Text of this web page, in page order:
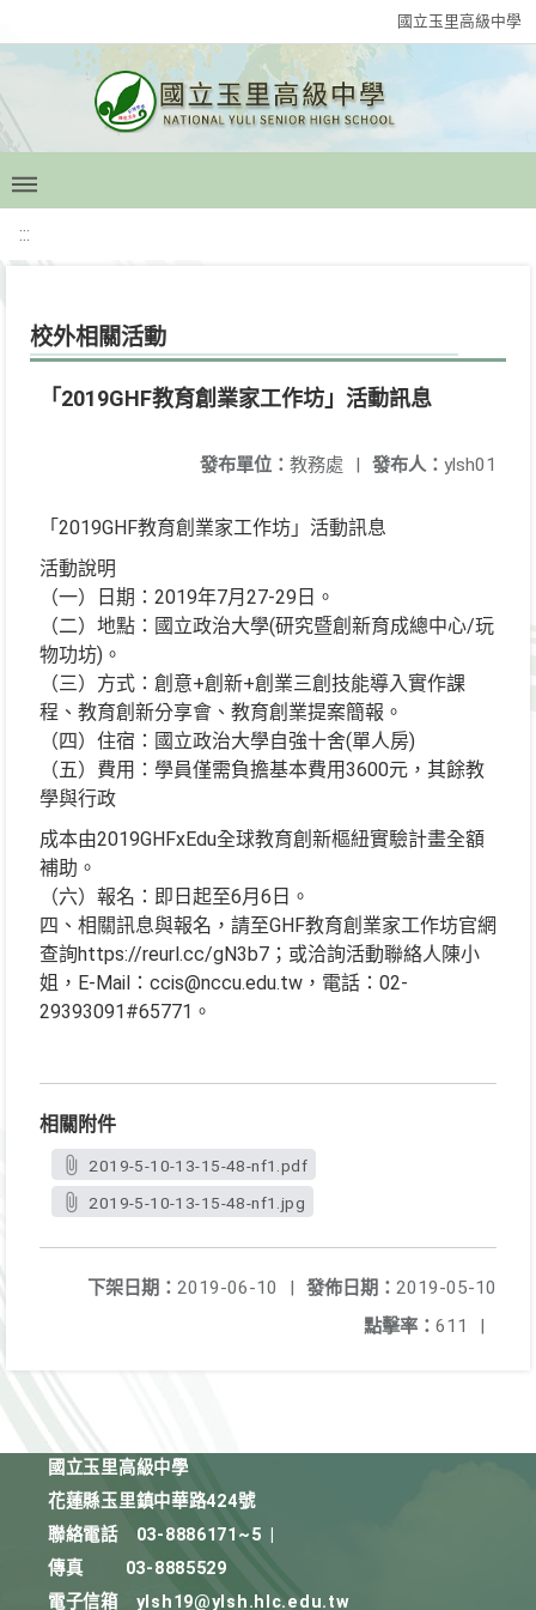
國立玉里高級中學
:::
校外相關活動
「2019GHF教育創業家工作坊」活動訊息
發布人： ylsh01
發布單位： 教務處 |
「2019GHF教育創業家工作坊」活動訊息
活動說明
（一）日期：2019年7月27-29日。
（二）地點：國立政治大學(研究暨創新育成總中心/玩
物功坊)。
（三）方式：創意+創新+創業三創技能導入實作課
程、教育創新分享會、教育創業提案簡報。
（四）住宿：國立政治大學自強十舍(單人房)
（五）費用：學員僅需負擔基本費用3600元，其餘教
學與行政
成本由2019GHFxEdu全球教育創新樞紐實驗計畫全額
補助。
（六）報名：即日起至6月6日。
四、相關訊息與報名，請至GHF教育創業家工作坊官網
查詢https://reurl.cc/gN3b7；或洽詢活動聯絡人陳小
姐，E-Mail：ccis@nccu.edu.tw，電話：02-
29393091#65771。
相關附件
2019-5-10-13-15-48-nf1.pdf
2019-5-10-13-15-48-nf1.jpg
發佈日期： 2019-05-10
下架日期： 2019-06-10
|
點擊率： 611 |
國立玉里高級中學
花蓮縣玉里鎮中華路424號
聯絡電話
03-8886171~5
傳真
03-8885529
電子信箱
ylsh19@ylsh.hlc.edu.tw